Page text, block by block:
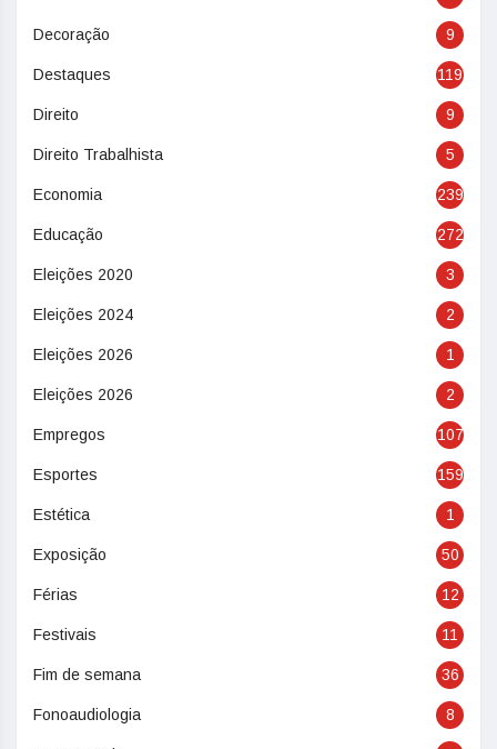
Decoração 9
Destaques 119
Direito 9
Direito Trabalhista 5
Economia 239
Educação 272
Eleições 2020 3
Eleições 2024 2
Eleições 2026 1
Eleições 2026 2
Empregos 107
Esportes 159
Estética 1
Exposição 50
Férias 12
Festivais 11
Fim de semana 36
Fonoaudiologia 8